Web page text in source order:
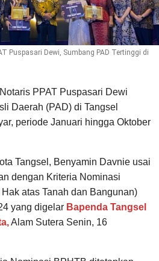
Puspasari Dewi, Sumbang PAD Tertinggi di
Notaris PPAT Puspasari Dewi
Daerah (PAD) di Tangsel
periode Januari hingga Oktober
Tangsel, Benyamin Davnie usai
dengan Kriteria Nominasi
atas Tanah dan Bangunan)
yang digelar Bapenda Tangsel
Alam Sutera Senin, 16